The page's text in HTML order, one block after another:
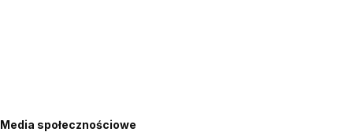
Media społecznościowe